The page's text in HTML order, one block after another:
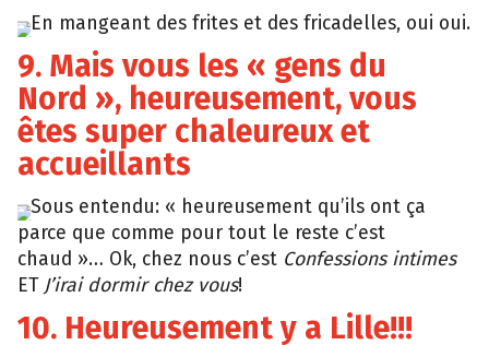
Tumblr
En mangeant des frites et des fricadelles, oui oui.
9. Mais vous les « gens du
Nord », heureusement, vous
êtes super chaleureux et
accueillants
Giphy
Sous entendu: « heureusement qu’ils ont ça
parce que comme pour tout le reste c’est
chaud »… Ok, chez nous c’est Confessions intimes
ET J’irai dormir chez vous!
10. Heureusement y a Lille!!!